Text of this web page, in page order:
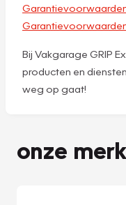
Bij Vakgarage GRIP
producten en
weg op gaat!
onze